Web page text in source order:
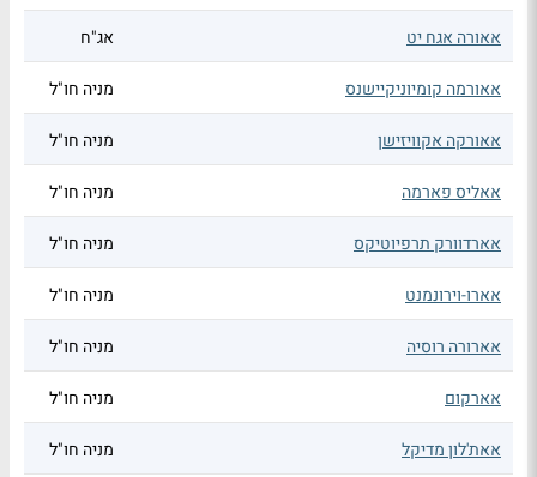
אאורה אגח יט אג"ח
אאורמה קומיוניקיישנס מניה חו"ל
אאורקה אקוויזישן מניה חו"ל
אאליס פארמה מניה חו"ל
אארדוורק תרפיוטיקס מניה חו"ל
אארו-וירונמנט מניה חו"ל
אארורה רוסיה מניה חו"ל
אארקום מניה חו"ל
אאת'לון מדיקל מניה חו"ל